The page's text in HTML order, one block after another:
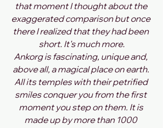
that moment I thought about the
exaggerated comparison but once
there I realized that they had been
short. It's much more.
Ankorg is fascinating, unique and,
above all, a magical place on earth.
All its temples with their petrified
smiles conquer you from the first
moment you step on them. It is
made up by more than 1000